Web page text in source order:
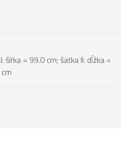
šírka = 99.0 cm; šatka II: dĺžka =